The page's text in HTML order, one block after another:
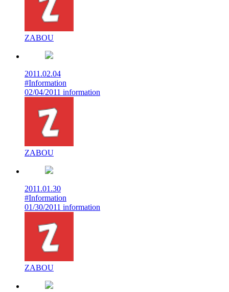
ZABOU
2011.02.04
#Information
02/04/2011 information
ZABOU
2011.01.30
#Information
01/30/2011 information
ZABOU